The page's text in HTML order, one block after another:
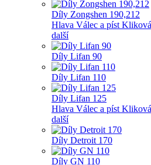
Díly Zongshen 190,212
Hlava Válec a píst
další
Díly Lifan 90
Díly Lifan 110
Díly Lifan 125
Hlava Válec a píst
další
Díly Detroit 170
Díly GN 110